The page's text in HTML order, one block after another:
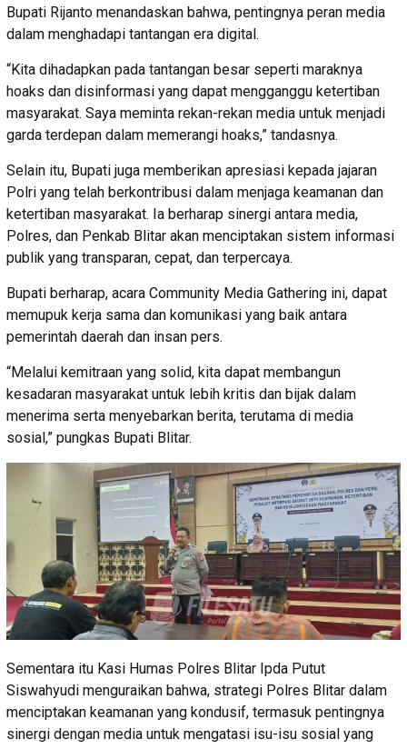
Bupati Rijanto menandaskan bahwa, pentingnya peran media
dalam menghadapi tantangan era digital.
“Kita dihadapkan pada tantangan besar seperti maraknya
hoaks dan disinformasi yang dapat mengganggu ketertiban
masyarakat. Saya meminta rekan-rekan media untuk menjadi
garda terdepan dalam memerangi hoaks,” tandasnya.
Selain itu, Bupati juga memberikan apresiasi kepada jajaran
Polri yang telah berkontribusi dalam menjaga keamanan dan
ketertiban masyarakat. Ia berharap sinergi antara media,
Polres, dan Penkab Blitar akan menciptakan sistem informasi
publik yang transparan, cepat, dan terpercaya.
Bupati berharap, acara Community Media Gathering ini, dapat
memupuk kerja sama dan komunikasi yang baik antara
pemerintah daerah dan insan pers.
“Melalui kemitraan yang solid, kita dapat membangun
kesadaran masyarakat untuk lebih kritis dan bijak dalam
menerima serta menyebarkan berita, terutama di media
sosial,” pungkas Bupati Blitar.
Sementara itu Kasi Humas Polres Blitar Ipda Putut
Siswahyudi menguraikan bahwa, strategi Polres Blitar dalam
menciptakan keamanan yang kondusif, termasuk pentingnya
sinergi dengan media untuk mengatasi isu-isu sosial yang